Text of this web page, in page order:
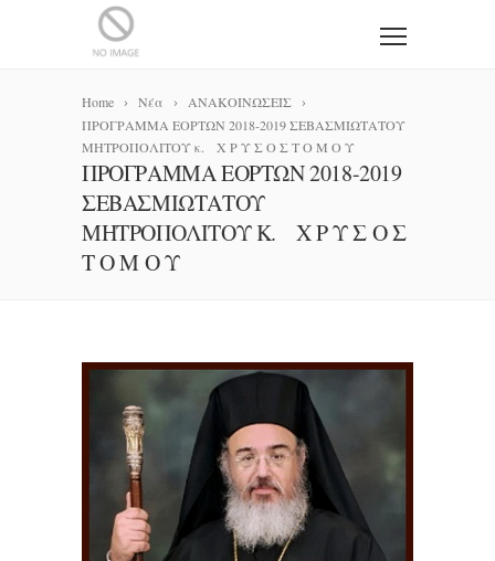
Home Νέα
ΑΝΑΚΟΙΝΩΣΕΙΣ
ΠΡΟΓΡΑΜΜΑ ΕΟΡΤΩΝ 2018-2019 ΣΕΒΑΣΜΙΩΤΑΤΟΥ
ΜΗΤΡΟΠΟΛΙΤΟΥ κ. Χ Ρ Υ Σ Ο Σ Τ Ο Μ Ο Υ
ΠΡΟΓΡΑΜΜΑ ΕΟΡΤΩΝ 2018-2019
ΣΕΒΑΣΜΙΩΤΑΤΟΥ
ΜΗΤΡΟΠΟΛΙΤΟΥ Κ. Χ Ρ Υ Σ Ο Σ
Τ Ο Μ Ο Υ